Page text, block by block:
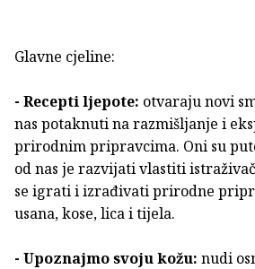
Glavne cjeline:
- Recepti ljepote: otvaraju novi
nas potaknuti na razmišljanje i
prirodnim pripravcima. Oni su
od nas je razvijati vlastiti
se igrati i izrađivati prirodne
usana, kose, lica i tijela.
- Upoznajmo svoju kožu: nudi